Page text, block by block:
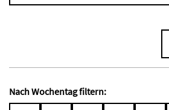
Nach Wochentag filtern: